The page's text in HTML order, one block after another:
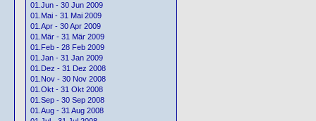
01.Jun - 30 Jun 2009
01.Mai - 31 Mai 2009
01.Apr - 30 Apr 2009
01.Mär - 31 Mär 2009
01.Feb - 28 Feb 2009
01.Jan - 31 Jan 2009
01.Dez - 31 Dez 2008
01.Nov - 30 Nov 2008
01.Okt - 31 Okt 2008
01.Sep - 30 Sep 2008
01.Aug - 31 Aug 2008